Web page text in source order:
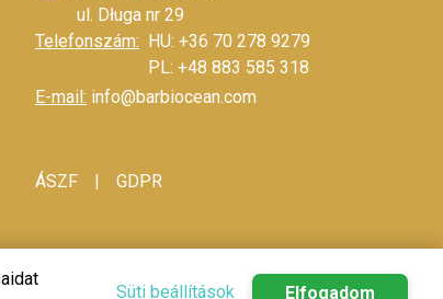
ul. Długa nr 29
Telefonszám: HU: +36 70 278 9279
PL: +48 883 585 318
E-mail: info@barbiocean.com
ÁSZF | GDPR
Süti beállítások Elfogadom